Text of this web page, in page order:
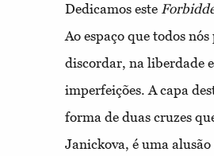
Dedicamos este
Ao espaço que todos
discordar, na liberdade
imperfeições. A capa
forma de duas cruzes
Janickova, é uma